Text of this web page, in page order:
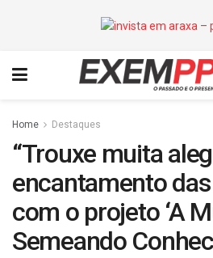
Home Destaques
“Trouxe muita
encantamento
com o projeto ‘A
Semeando